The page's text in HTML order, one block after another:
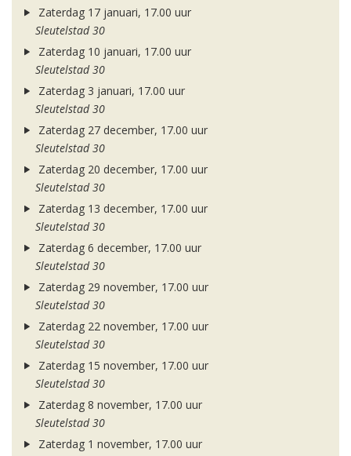
Zaterdag 17 januari, 17.00 uur
Sleutelstad 30
Zaterdag 10 januari, 17.00 uur
Sleutelstad 30
Zaterdag 3 januari, 17.00 uur
Sleutelstad 30
Zaterdag 27 december, 17.00 uur
Sleutelstad 30
Zaterdag 20 december, 17.00 uur
Sleutelstad 30
Zaterdag 13 december, 17.00 uur
Sleutelstad 30
Zaterdag 6 december, 17.00 uur
Sleutelstad 30
Zaterdag 29 november, 17.00 uur
Sleutelstad 30
Zaterdag 22 november, 17.00 uur
Sleutelstad 30
Zaterdag 15 november, 17.00 uur
Sleutelstad 30
Zaterdag 8 november, 17.00 uur
Sleutelstad 30
Zaterdag 1 november, 17.00 uur